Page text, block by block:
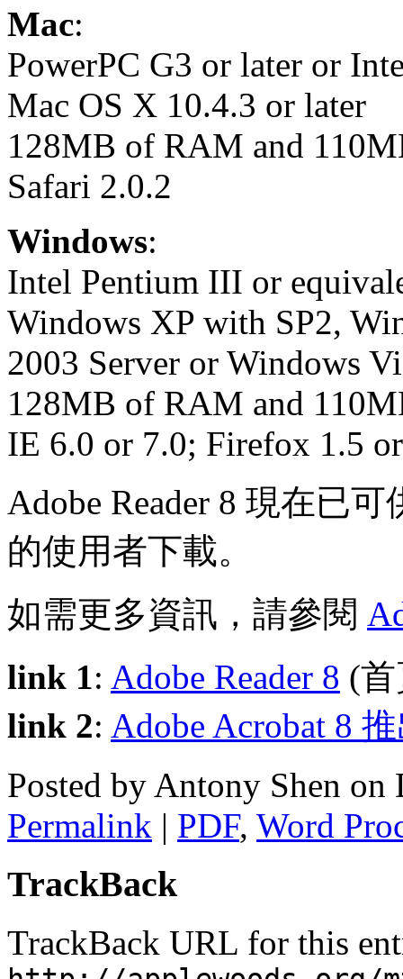
Mac:
PowerPC G3 or later or
Mac OS X 10.4.3 or later
128MB of RAM and
Safari 2.0.2
Windows:
Intel Pentium III or
Windows XP with SP2,
2003 Server or Windows
128MB of RAM and
IE 6.0 or 7.0; Firefox 1.5
Adobe Reader 8 現在已
的使用者下載。
如需更多資訊，請參閱
link 1: Adobe Reader 8 (
link 2: Adobe Acrobat 8
Posted by Antony Shen
Permalink | PDF, Word
TrackBack
TrackBack URL for this